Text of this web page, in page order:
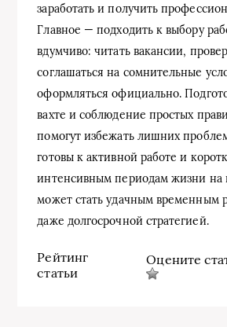
заработать и получить
Главное — подходить к выбору
вдумчиво: читать вакансии,
соглашаться на сомнительные
оформляться официально.
вахте и соблюдение простых
помогут избежать лишних
готовы к активной работе и
интенсивным периодам жизни на
может стать удачным временным
даже долгосрочной стратегией.
Рейтинг
статьи
Оцените